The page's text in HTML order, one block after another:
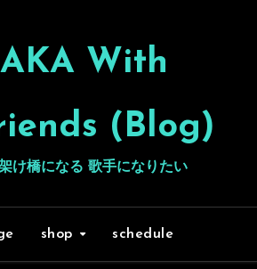
With
(Blog)
け橋になる 歌手になりたい
shop schedule